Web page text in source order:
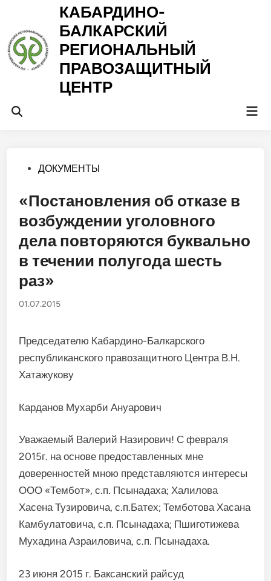
содержимому
КАБАРДИНО-
БАЛКАРСКИЙ
РЕГИОНАЛЬНЫЙ
ПРАВОЗАЩИТНЫЙ
ЦЕНТР
Открыть
Опубликовано
ДОКУМЕНТЫ
«Постановления об отказе в
возбуждении уголовного
дела повторяются буквально
в течении полугода шесть
раз»
01.07.2015
Председателю Кабардино-Балкарского
республиканского правозащитного Центра В.Н.
Хатажукову
Карданов Мухарби Ануарович
Уважаемый Валерий Назирович! С февраля
2015г. на основе предоставленных мне
доверенностей мною представляются интересы
ООО «Тембот», с.п. Псынадаха; Халилова
Хасена Тузировича, с.п.Батех; Темботова Хасана
Камбулатовича, с.п. Псынадаха; Пшиготижева
Мухадина Азраиловича, с.п. Псынадаха.
23 июня 2015 г. Баксанский райсуд